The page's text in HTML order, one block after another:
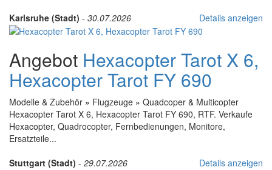
Karlsruhe (Stadt) - 30.07.2026 Details anzeigen
Angebot Hexacopter Tarot X 6,
Hexacopter Tarot FY 690
Modelle & Zubehör » Flugzeuge » Quadcoper & Multicopter
Hexacopter Tarot X 6, Hexacopter Tarot FY 690, RTF. Verkaufe
Hexacopter, Quadrocopter, Fernbedienungen, Monitore,
Ersatzteile...
Stuttgart (Stadt) - 29.07.2026 Details anzeigen